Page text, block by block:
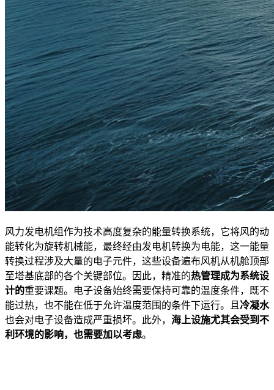
风力发电机组作为技术高度复杂的能量转换系统，它将风的动
能转化为旋转机械能，最终经由发电机转换为电能，这一能量
转换过程涉及大量的电子元件，这些设备遍布风机从机舱顶部
至塔基底部的各个关键部位。因此，精准的热管理成为系统设
计的重要课题。电子设备始终需要保持可靠的温度条件，既不
能过热，也不能在低于允许温度范围的条件下运行。且 冷凝水
也会对电子设备造成严重损坏。此外， 海上设施尤其会受到不
利环境的影响，也需要加以考虑。